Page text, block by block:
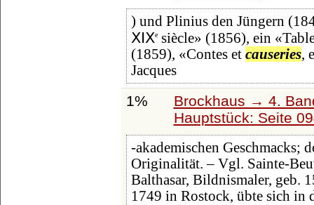
) und Plinius den Jüngern
ⅩⅠⅩesiècle» (1856), ein
(1859), «Contes et causeries,
Jacques
1%
Brockhaus → 4.
Hauptstück: Seite
-akademischen Geschmacks;
Originalität. – Vgl. Sainte-
Balthasar, Bildnismaler, geb.
1749 in Rostock, übte sich in